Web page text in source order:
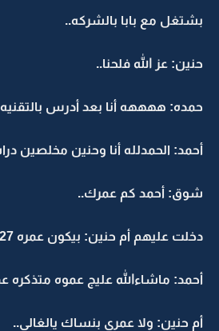
بشتغل مع بابا بالشركه..
حنين: عز الله فلحنا..
حمده: ههههه أنا بعد أدرس
أحمد: الحمدلله أنا وحنين مخلصين
شوق: أحمد كم عمرك..
دخلت عليهم أم حنين: بيكون عمره 27 سنه..
أحمد: ماشاءالله عليج عموه متذكره
أم حنين: ولا عمري بنساك يالغالي..